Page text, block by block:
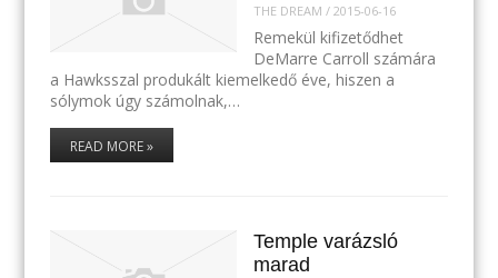
THE DREAM / 2015-06-16
Remekül kifizetődhet
DeMarre Carroll számára
a Hawksszal produkált kiemelkedő éve, hiszen a
sólymok úgy számolnak,…
READ MORE »
Temple varázsló
marad